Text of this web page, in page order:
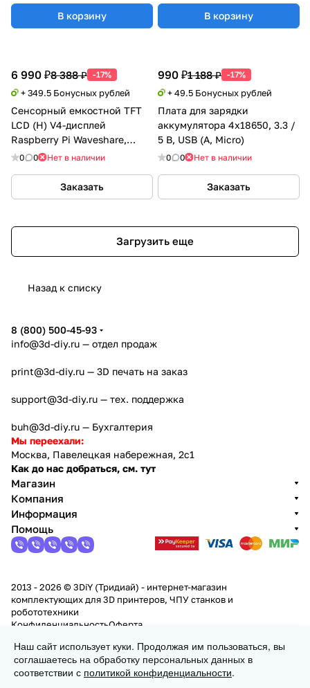
В корзину В корзину
6 990 ₽8 388 ₽ -17%
+ 349.5 Бонусных рублей
Сенсорный емкостной TFT
LCD (H) V4-дисплей
Raspberry Pi Waveshare,
HDMI, 800x480 / 5”
0 0 Нет в наличии
Заказать
990 ₽1 188 ₽ -17%
+ 49.5 Бонусных рублей
Плата для зарядки
аккумулятора 4x18650, 3.3 /
5 В, USB (A, Micro)
0 0 Нет в наличии
Заказать
Загрузить еще
Назад к списку
Заказать
8 (800) 500-45-93
info@3d-diy.ru — отдел продаж
print@3d-diy.ru — 3D печать на заказ
support@3d-diy.ru — тех. поддержка
buh@3d-diy.ru — Бухгалтерия
Мы переехали:
Москва, Павелецкая набережная, 2с1
Как до нас добраться, см. тут
Магазин
Компания
Информация
Помощь
2013 - 2026 © 3DiY (Тридиай) - интернет-магазин
комплектующих для 3D принтеров, ЧПУ станков и
робототехники
КонфиденциальностьОферта
Наш сайт использует куки. Продолжая им пользоваться, вы
соглашаетесь на обработку персональных данных в
соответствии с политикой конфиденциальности.